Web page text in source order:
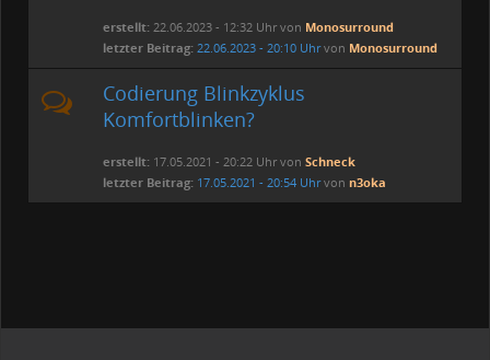
erstellt:22.06.2023 - 12:32 Uhr von Monosurround
letzter Beitrag: 22.06.2023 - 20:10 Uhrvon Monosurround
Codierung Blinkzyklus
Komfortblinken?
erstellt:17.05.2021 - 20:22 Uhr von Schneck
letzter Beitrag: 17.05.2021 - 20:54 Uhrvon n3oka